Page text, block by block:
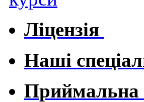
Ліцензія
Наші
Приймальна